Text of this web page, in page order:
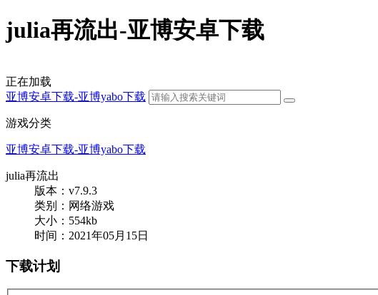
julia再流出-亚博安卓下载
正在加载
亚博安卓下载-亚博yabo下载
游戏分类
亚博安卓下载-亚博yabo下载
julia再流出
版本：v7.9.3
类别：网络游戏
大小：554kb
时间：2021年05月15日
下载计划